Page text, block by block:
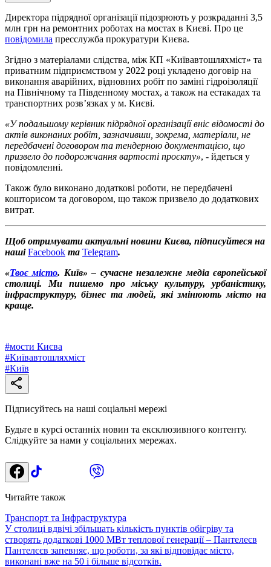
Директора підрядної організації підозрюють у розкраданні 3,5
млн грн на ремонтних роботах на мостах в Києві. Про це
повідомила пресслужба прокуратури Києва.
Згідно з матеріалами слідства, між КП «Київавтошляхміст» та
приватним підприємством у 2022 році укладено договір на
виконання аварійних, відновних робіт по заміні гідроізоляції
на Північному та Південному мостах, а також на естакадах та
транспортних розв’язках у м. Києві.
«У подальшому керівник підрядної організації вніс відомості до
актів виконаних робіт, зазначивши, зокрема, матеріали, не
передбачені договором та тендерною документацією, що
призвело до подорожчання вартості проєкту», - йдеться у
повідомленні.
Також було виконано додаткові роботи, не передбачені
кошторисом та договором, що також призвело до додаткових
витрат.
Щоб отримувати актуальні новини Києва, підписуйтеся на
нашіFacebook та Telegram.
«Твоє місто. Київ» – сучасне незалежне медіа європейської
столиці. Ми пишемо про міську культуру, урбаністику,
інфраструктуру, бізнес та людей, які змінюють місто на
краще.
#мости Києва
#Київавтошляхміст
#Київ
Підписуйтесь на наші соціальні мережі
Будьте в курсі останніх новин та ексклюзивного контенту.
Слідкуйте за нами у соціальних мережах.
Читайте також
Транспорт та Інфраструктура
У столиці вдвічі збільшать кількість пунктів обігріву та
створять додаткові 1000 МВт теплової генерації – Пантелеєв
Пантелєєв запевняє, що роботи, за які відповідає місто,
виконані вже на 50 і більше відсотків.